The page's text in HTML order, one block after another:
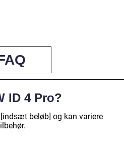
ID 4 Pro?
beløb] og kan variere